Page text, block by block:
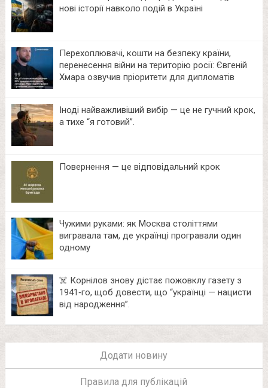
нові історії навколо подій в Україні
Перехоплювачі, кошти на безпеку країни,
перенесення війни на територію росії: Євгеній
Хмара озвучив пріоритети для дипломатів
Іноді найважливіший вибір — це не гучний крок,
а тихе “я готовий”.
Повернення — це відповідальний крок
Чужими руками: як Москва століттями
вигравала там, де українці програвали один
одному
☠️ Корнілов знову дістає пожовклу газету з
1941‑го, щоб довести, що “українці — нацисти
від народження”.
Додати новину
Правила для публікацій